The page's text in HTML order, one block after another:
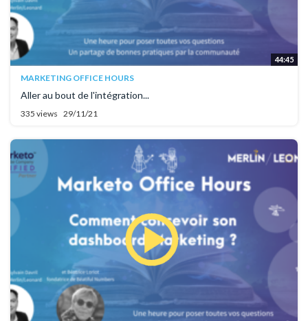
44:45
MARKETING OFFICE HOURS
Aller au bout de l'intégration...
335 views 29/11/21